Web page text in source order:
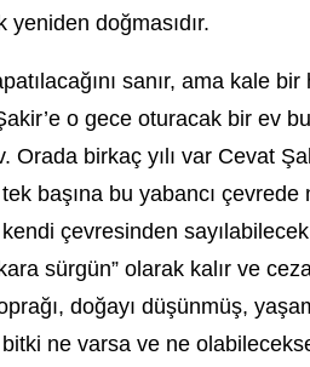
yeniden doğmasıdır.
sanır, ama kale
o gece oturacak bir ev
Orada birkaç yılı var Cevat
tek başına bu yabancı
çevresinden
sürgün” olarak kalır ve
doğayı düşünmüş,
ne varsa ve ne